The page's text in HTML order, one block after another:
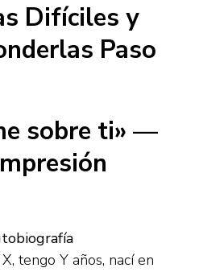
Difíciles y
Paso
sobre ti» —
tengo Y años, nací en